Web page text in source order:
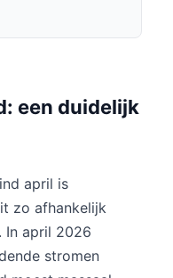
een duidelijk
april is
zo afhankelijk
In april 2026
stromen